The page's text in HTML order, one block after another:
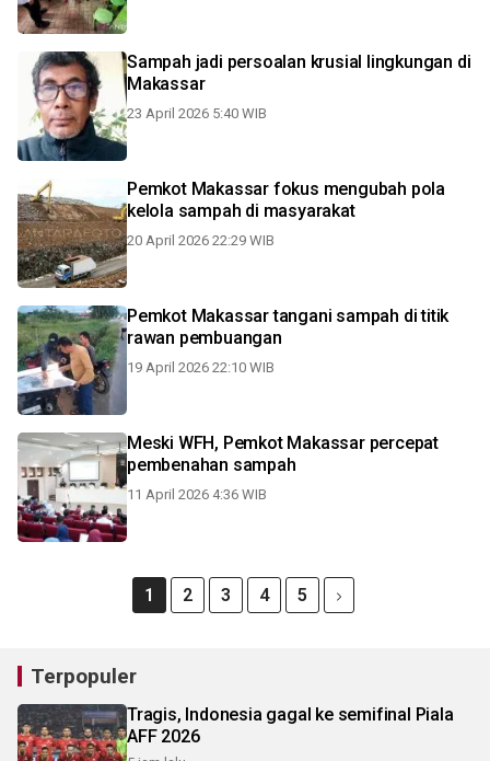
Sampah jadi persoalan krusial lingkungan di
Makassar
23 April 2026 5:40 WIB
Pemkot Makassar fokus mengubah pola
kelola sampah di masyarakat
20 April 2026 22:29 WIB
Pemkot Makassar tangani sampah di titik
rawan pembuangan
19 April 2026 22:10 WIB
Meski WFH, Pemkot Makassar percepat
pembenahan sampah
11 April 2026 4:36 WIB
1 2 3 4 5
Terpopuler
Tragis, Indonesia gagal ke semifinal Piala
AFF 2026